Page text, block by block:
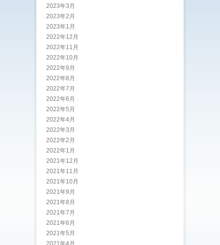
2023年3月
2023年2月
2023年1月
2022年12月
2022年11月
2022年10月
2022年9月
2022年8月
2022年7月
2022年6月
2022年5月
2022年4月
2022年3月
2022年2月
2022年1月
2021年12月
2021年11月
2021年10月
2021年9月
2021年8月
2021年7月
2021年6月
2021年5月
2021年4月